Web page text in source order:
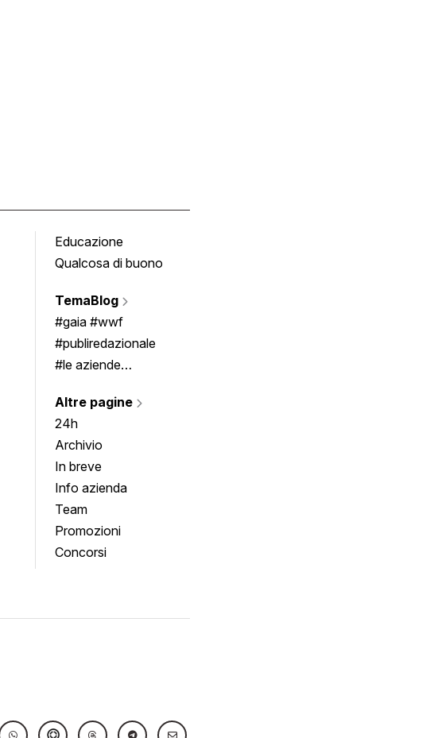
Educazione
Qualcosa di buono
TemaBlog
#gaia #wwf
#publiredazionale
#le aziende
Altre pagine
24h
Archivio
In breve
Info azienda
Team
Promozioni
Concorsi